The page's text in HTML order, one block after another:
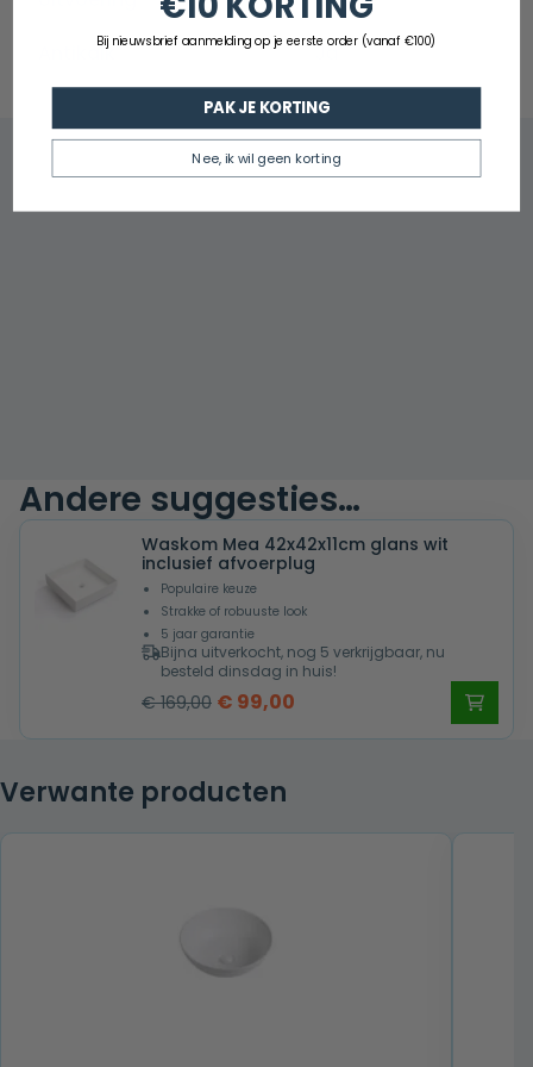
Antikalk
Ja
Andere suggesties…
Waskom Mea 42x42x11cm glans wit
inclusief afvoerplug
Populaire keuze
Strakke of robuuste look
5 jaar garantie
Bijna uitverkocht, nog 5 verkrijgbaar, nu
besteld dinsdag in huis!
€169,00 Oorspronkelijke
€ 169,00.
€ 99,00
Verwante producten
Bij nieuwsbrief aanmelding op je eerste order (vanaf €100)
PAK JE KORTING
Nee, ik wil geen korting